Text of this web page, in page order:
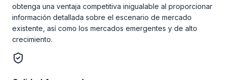
obtenga una ventaja competitiva inigualable al proporcionar
información detallada sobre el escenario de mercado
existente, así como los mercados emergentes y de alto
crecimiento.